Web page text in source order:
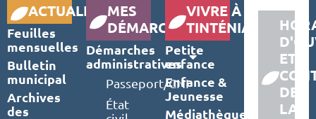
ACTUALITÉS
Feuilles
mensuelles
Bulletin
municipal
Archives
des
MES
DÉMARCHES
Démarches
administratives
Passeport/CNI
État
VIVRE À
TINTÉNIAC
Petite
enfance
Enfance &
Jeunesse
Médiathèque
ET
DE
LA